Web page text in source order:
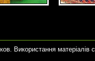
Використання